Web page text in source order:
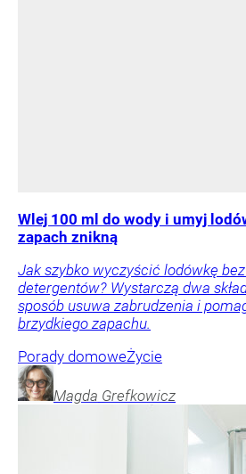
Wlej 100 ml do wody i umyj
zapach znikną
Jak szybko wyczyścić lodówkę
detergentów? Wystarczą dwa
sposób usuwa zabrudzenia i
brzydkiego zapachu.
Porady domoweŻycie
Magda Grefkowicz